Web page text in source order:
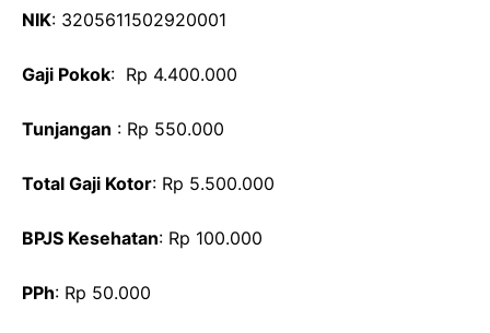
NIK: 3205611502920001
Gaji Pokok: Rp 4.400.000
Tunjangan : Rp 550.000
Total Gaji Kotor: Rp 5.500.000
BPJS Kesehatan: Rp 100.000
PPh: Rp 50.000